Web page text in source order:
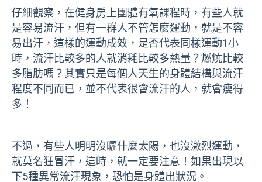
仔細觀察，在健身房上團體有氧課程時，有些人就
是容易流汗，但有一群人不管怎麼運動，就是不容
易出汗，這樣的運動成效，是否代表同樣運動1小
時，流汗比較多的人就消耗比較多熱量？燃燒比較
多脂肪嗎？其實只是每個人天生的身體結構與流汗
程度不同而已，並不代表很會流汗的人，就會瘦得
多！
不過，有些人明明沒曬什麼太陽，也沒激烈運動，
就莫名狂冒汗，這時，就一定要注意！如果出現以
下5種異常流汗現象，恐怕是身體出狀況。